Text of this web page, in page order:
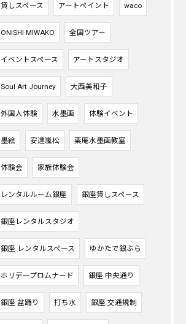
貸しスペース アートペイント waco
ONISHI MIWAKO 全国ツアー
イベントスペース アートスタジオ
Soul Art Journey 大西美和子
外国人体験 水墨画 体験イベント
墨絵 安達嵐松 栗庵水墨画教室
体験会 家族体験会
レンタルルーム銀座 銀座貸しスペース
銀座レンタルスタジオ
銀座 レンタルスペース ゆかたで銀ぶら
ホリデープロムナード 銀座 中央通り
銀座 盆踊り 打ち水 銀座 交通規制